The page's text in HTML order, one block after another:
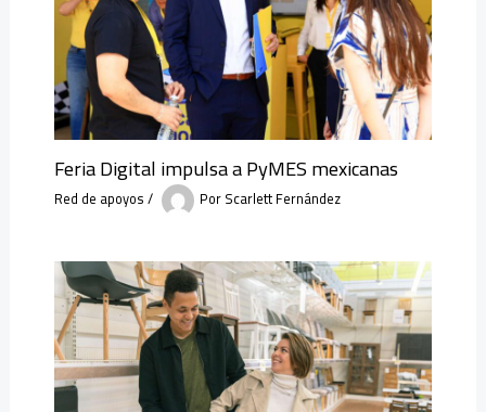
Feria Digital impulsa a PyMES mexicanas
Red de apoyos/ PorScarlett Fernández